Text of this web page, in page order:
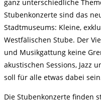
ganz unterschiedliche
Stubenkonzerte sind das
Stadtmuseums: Kleine,
Westfälischen Stube. Der
und Musikgattung keine
akustischen Sessions, Jazz
soll für alle etwas dabei
Die Stubenkonzerte finden